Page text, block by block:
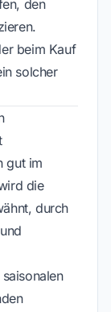
den
beim Kauf
solcher
gut im
die
durch